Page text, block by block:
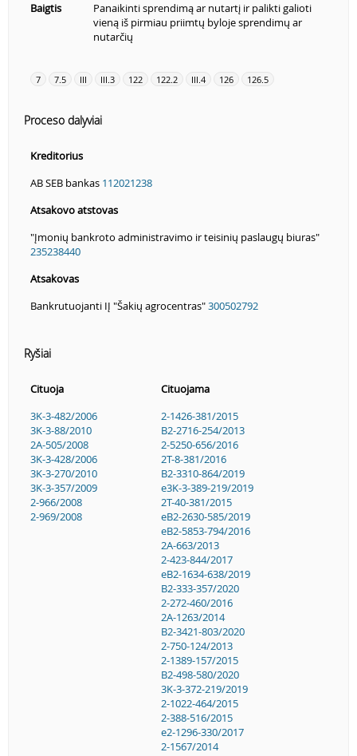
Baigtis
Panaikinti sprendimą ar nutartį ir palikti galioti
vieną iš pirmiau priimtų byloje sprendimų ar
nutarčių
7 7.5 III III.3 122 122.2 III.4 126 126.5
Proceso dalyviai
Kreditorius
AB SEB bankas 112021238
Atsakovo atstovas
"Įmonių bankroto administravimo ir teisinių paslaugų biuras"
235238440
Atsakovas
Bankrutuojanti IĮ "Šakių agrocentras"300502792
Ryšiai
Cituoja
Cituojama
3K-3-482/2006
3K-3-88/2010
2A-505/2008
3K-3-428/2006
3K-3-270/2010
3K-3-357/2009
2-966/2008
2-969/2008
2-1426-381/2015
B2-2716-254/2013
2-5250-656/2016
2T-8-381/2016
B2-3310-864/2019
e3K-3-389-219/2019
2T-40-381/2015
eB2-2630-585/2019
eB2-5853-794/2016
2A-663/2013
2-423-844/2017
eB2-1634-638/2019
B2-333-357/2020
2-272-460/2016
2A-1263/2014
B2-3421-803/2020
2-750-124/2013
2-1389-157/2015
B2-498-580/2020
3K-3-372-219/2019
2-1022-464/2015
2-388-516/2015
e2-1296-330/2017
2-1567/2014